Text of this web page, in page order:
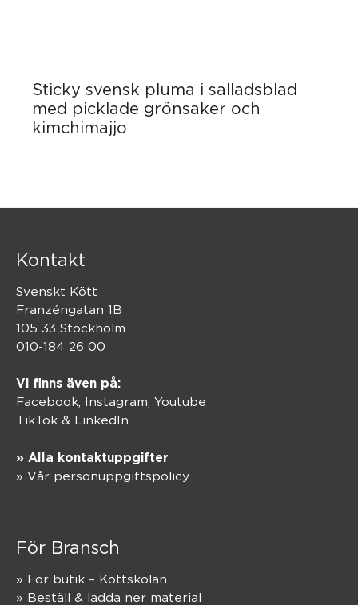
Sticky svensk pluma i salladsblad
med picklade grönsaker och
kimchimajjo
Kontakt
Svenskt Kött
Franzéngatan 1B
105 33 Stockholm
010-184 26 00
Vi finns även på:
Facebook, Instagram Youtube
TikTok & LinkedIn
» Alla kontaktuppgifter
» Vår personuppgiftspolicy
För Bransch
» För butik – Köttskolan
» Beställ & ladda ner material